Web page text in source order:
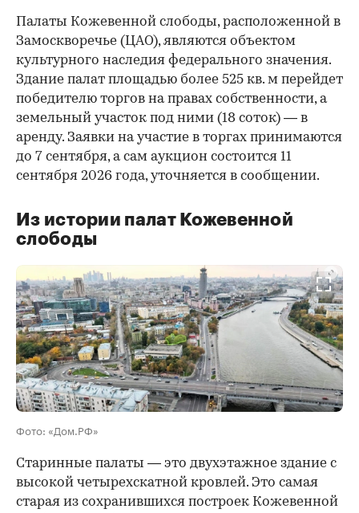
Палаты Кожевенной слободы, расположенной в
Замоскворечье (ЦАО), являются объектом
культурного наследия федерального значения.
Здание палат площадью более 525 кв. м перейдет
победителю торгов на правах собственности, а
земельный участок под ними (18 соток) — в
аренду. Заявки на участие в торгах принимаются
до 7 сентября, а сам аукцион состоится 11
сентября 2026 года, уточняется в сообщении.
00:00 / 00:00
Из истории палат Кожевенной
слободы
Фото: «Дом.РФ»
Старинные палаты — это двухэтажное здание с
высокой четырехскатной кровлей. Это самая
старая из сохранившихся построек Кожевенной